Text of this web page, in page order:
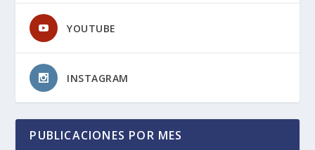
YOUTUBE
INSTAGRAM
PUBLICACIONES POR MES